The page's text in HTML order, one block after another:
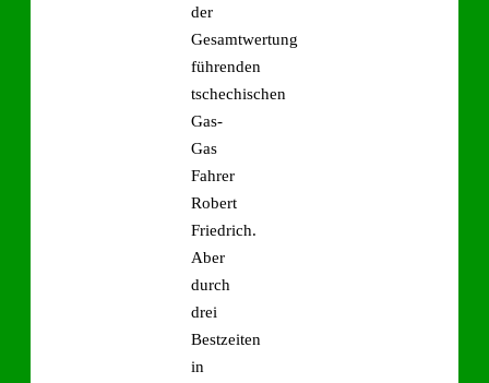
der
Gesamtwertung
führenden
tschechischen
Gas-
Gas
Fahrer
Robert
Friedrich.
Aber
durch
drei
Bestzeiten
in